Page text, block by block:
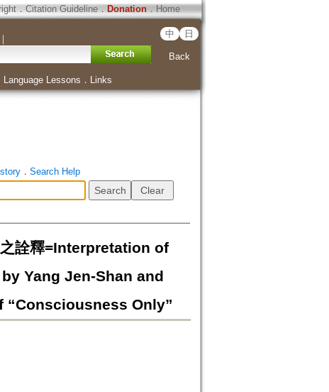
．Citation Guideline． Donation．Home
中 日
Back
Language Lessons ． Links
． Search Help
之詮釋=Interpretation of
Yang Jen-Shan and
“Consciousness Only”